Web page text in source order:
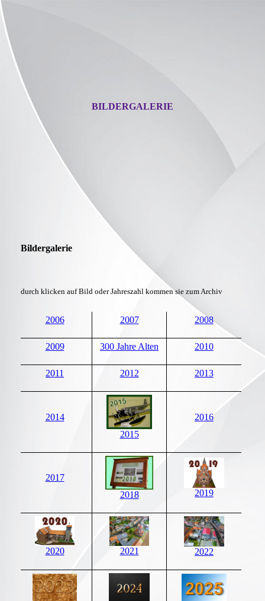
BILDERGALERIE
Bildergalerie
durch klicken auf Bild oder Jahreszahl kommen sie zum Archiv
2006 2007 2008
2009 300 Jahre Alten 2010
2011 2012 2013
2014
2015
2016
2017
2018
2019
2020 2021 2022